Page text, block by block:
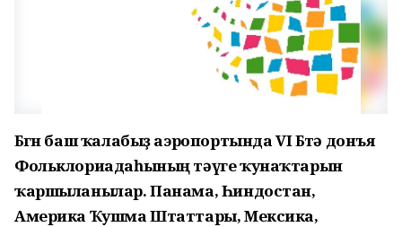
Бөгөн баш ҡалабыҙ аэропортында VI Бөтә донъя
Фольклориадаһының тәүге ҡунаҡтарын
ҡаршыланылар. Панама, Һиндостан,
Америка Ҡушма Штаттары, Мексика,